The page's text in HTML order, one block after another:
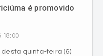
é promovido
18:00
desta quinta-feira (6)